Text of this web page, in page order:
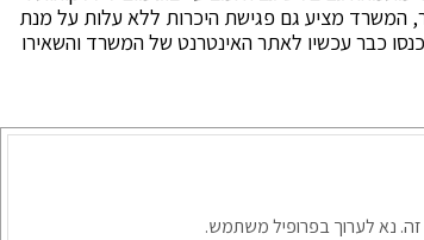
המשרד מציע גם פגישת היכרות ללא עלות על מנת
כבר עכשיו לאתר האינטרנט של המשרד והשאירו
נא לערוך בפרופיל משתמש.